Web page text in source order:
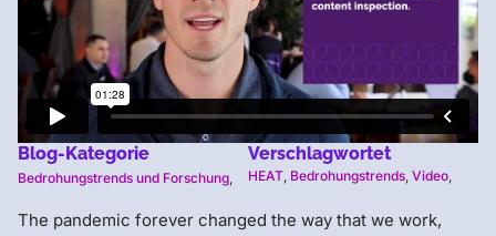
Blog-Kategorie
Bedrohungstrends und Forschung
Verschlagwortet
HEAT Bedrohungstrends Video
The pandemic forever changed the way that we work,